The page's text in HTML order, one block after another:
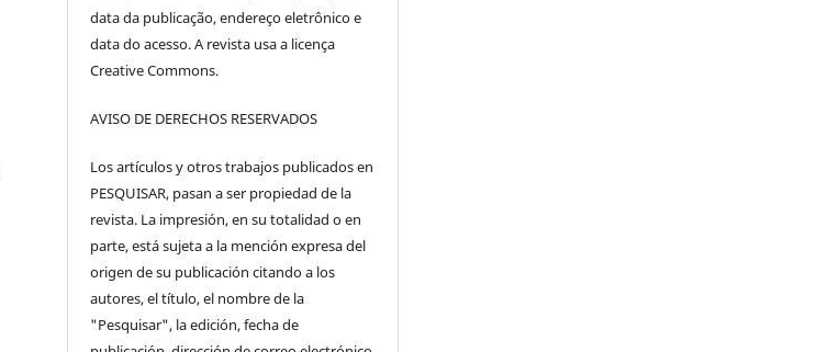
data da publicação, endereço eletrônico e
data do acesso. A revista usa a licença
Creative Commons.
AVISO DE DERECHOS RESERVADOS
Los artículos y otros trabajos publicados en
PESQUISAR, pasan a ser propiedad de la
revista. La impresión, en su totalidad o en
parte, está sujeta a la mención expresa del
origen de su publicación citando a los
autores, el título, el nombre de la
"Pesquisar", la edición, fecha de